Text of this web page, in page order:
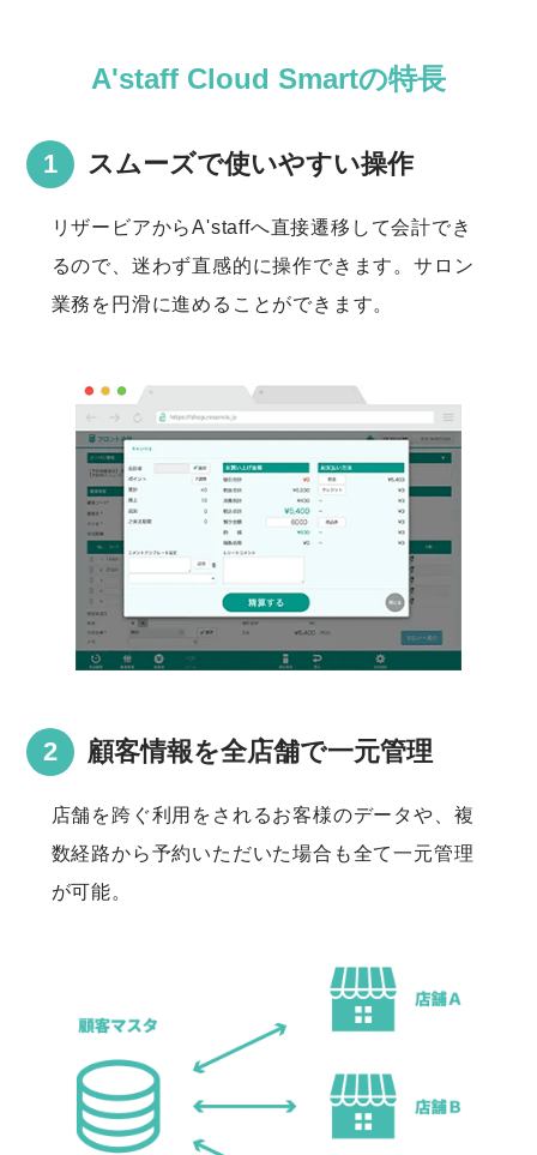
A'staff Cloud Smartの特長
スムーズで使いやすい操作
リザービアからA'staffへ直接遷移して会計でき
るので、迷わず直感的に操作できます。サロン
業務を円滑に進めることができます。
顧客情報を全店舗で一元管理
店舗を跨ぐ利用をされるお客様のデータや、複
数経路から予約いただいた場合も全て一元管理
が可能。